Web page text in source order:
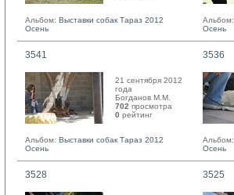
Альбом: Выставки собак Тараз 2012
Осень
Альбом:
Осень
3541
21 сентября 2012
года
Богданов М.М.
702 просмотра
0 рейтинг
Альбом: Выставки собак Тараз 2012
Осень
3536
Альбом:
Осень
3528 3525